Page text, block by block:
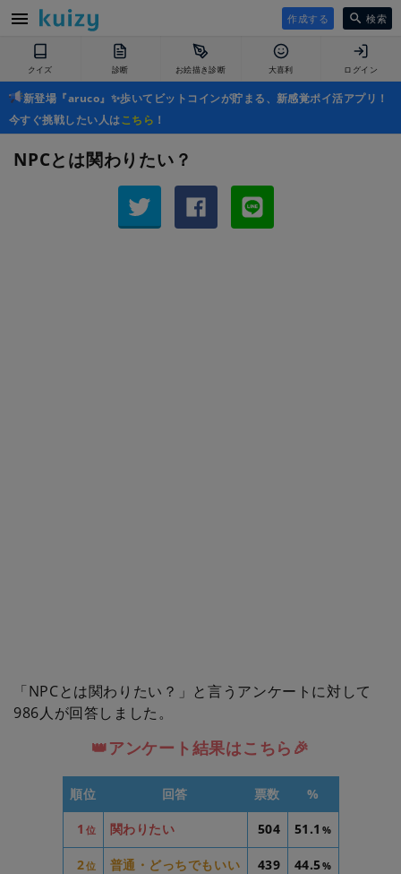
作成する 検索
クイズ 診断 お絵描き診断 大喜利 ログイン
新登場『aruco』✨歩いてビットコインが貯まる、新感覚ポイ活アプリ！
今すぐ挑戦したい人はこちら ！
NPCとは関わりたい？
「NPCとは関わりたい？」と言うアンケートに対して
986人が回答しました。
👑アンケート結果はこちら🎉
順位 回答 票数 %
1 位 関わりたい 504 51.1 %
2位 普通・どっちでもいい 439 44.5%